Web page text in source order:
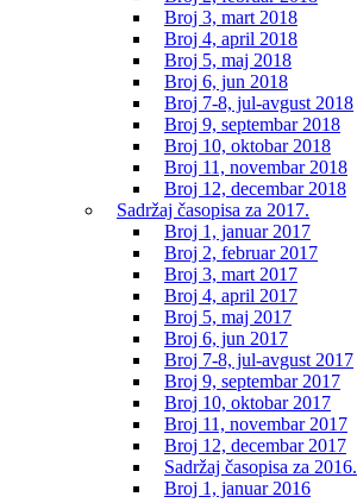
Broj 3, mart 2018
Broj 4, april 2018
Broj 5, maj 2018
Broj 6, jun 2018
Broj 7-8, jul-avgust 2018
Broj 9, septembar 2018
Broj 10, oktobar 2018
Broj 11, novembar 2018
Broj 12, decembar 2018
Sadržaj časopisa za 2017.
Broj 1, januar 2017
Broj 2, februar 2017
Broj 3, mart 2017
Broj 4, april 2017
Broj 5, maj 2017
Broj 6, jun 2017
Broj 7-8, jul-avgust 2017
Broj 9, septembar 2017
Broj 10, oktobar 2017
Broj 11, novembar 2017
Broj 12, decembar 2017
Sadržaj časopisa za 2016.
Broj 1, januar 2016